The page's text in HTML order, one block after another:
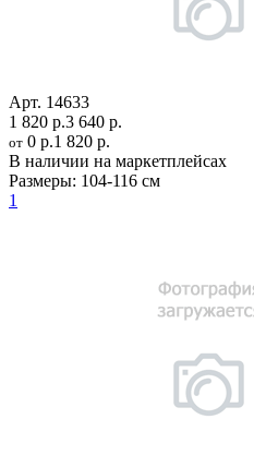
Арт. 14633
1 820 р.3 640 р.
от 0 р.1 820 р.
В наличии на маркетплейсах
Размеры: 104-116 см
1